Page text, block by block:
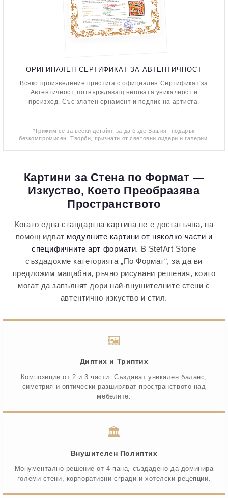
ОРИГИНАЛЕН СЕРТИФИКАТ ЗА АВТЕНТИЧНОСТ
Всяко произведение пристига с официален Сертификат за
Автентичност, потвърждаващ неговата уникалност и
произход. Със златен орнамент и подпис на артиста.
*Грижим се за всеки детайл, за да бъде Вашият подарък
безкомпромисен. Творби, признати от световни лидери и галерии.
Картини за Стена по Формат —
Изкуство, Което Преобразява
Пространството
Когато една стандартна картина не е достатъчна, на
помощ идват модулните картини от няколко части и
специфичните арт формати. В StefArt Stone
създадохме категорията „По Формат“, за да ви
предложим мащабни, ръчно рисувани решения, които
могат да запълнят дори най-внушителните стени с
автентично изкуство и стил.
🖼️
Диптих и Триптих
Композиции от 2 и 3 части. Създават уникален баланс,
симетрия и оптически разширяват пространството над
мебелите.
🏛️
Внушителен Полиптих
Монументално решение от 4 пана, създадено да доминира
големи стени, корпоративни сгради и хотелски рецепции.